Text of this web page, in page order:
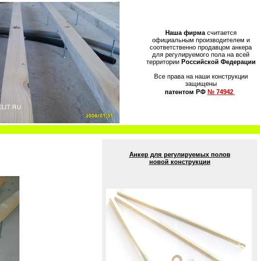
Наша фирмасчитается
официальным производителем и
соответственно продавцом анкера
для регулируемого пола на всей
территории Российской Федерации
Все права на наши конструкции
защищены
патентом РФ № 74942
Анкер для регулируемых полов
новой конструкции